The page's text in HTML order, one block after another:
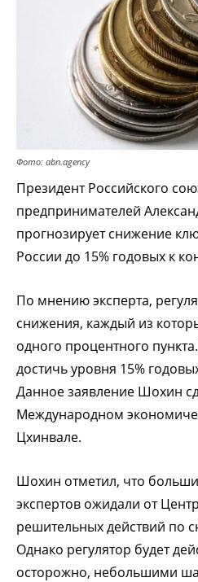
Фото: abn.agency
Президент Российского
предпринимателей
прогнозирует снижение
России до 15% годовых к
По мнению эксперта,
снижения, каждый из
одного процентного
достичь уровня 15%
Данное заявление Шохин
Международном
Цхинвале.
Шохин отметил, что
экспертов ожидали от
решительных действий по
Однако регулятор будет
осторожно, небольшими